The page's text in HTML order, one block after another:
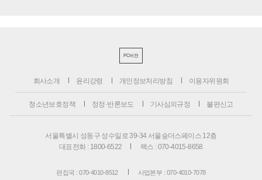
PC버전
회사소개 윤리강령 개인정보처리방침 이용자위원회
청소년보호정책 정정·반론보도 기사심의규정 불편신고
서울특별시 성동구 성수일로 39-34 서울숲더스페이스 12층
대표전화 : 1800-6522
팩스 : 070-4015-8658
편집국 : 070-4010-8512
사업본부 : 070-4010-7078